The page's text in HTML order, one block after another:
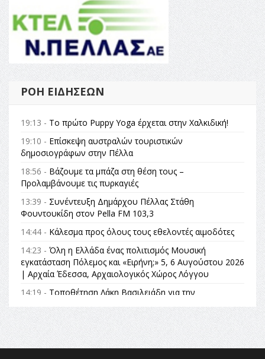
ΡΟΉ ΕΙΔΉΣΕΩΝ
19:13 - Το πρώτο Puppy Yoga έρχεται στην Χαλκιδική!
19:10 - Επίσκεψη αυστραλών τουριστικών
δημοσιογράφων στην Πέλλα
18:56 - Βάζουμε τα μπάζα στη θέση τους –
Προλαμβάνουμε τις πυρκαγιές
13:39 - Συνέντευξη Δημάρχου Πέλλας Στάθη
Φουντουκίδη στον Pella FM 103,3
14:44 - Κάλεσμα προς όλους τους εθελοντές αιμοδότες
14:23 - Όλη η Ελλάδα ένας πολιτισμός Μουσική
εγκατάσταση Πόλεμος και «Ειρήνη;» 5, 6 Αυγούστου 2026
| Αρχαία Έδεσσα, Αρχαιολογικός Χώρος Λόγγου
14:19 - Τοποθέτηση Λάκη Βασιλειάδη για την
Αναθεώρηση του Συντάγματος: «Σε τέτοιες κορυφαίες
θεσμικές διαδικασίες υπάρχει μόνο η ευθύνη απέναντι
στις επόμενες γενιές»
16:35 -Το πρόγραμμα του ΠΑΟΚ στον δεύτερο γύρο του